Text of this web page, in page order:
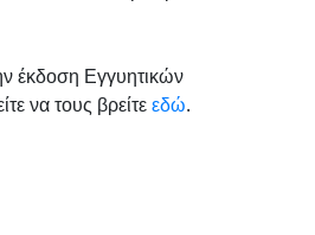
έκδοση Εγγυητικών
να τους βρείτεεδώ.